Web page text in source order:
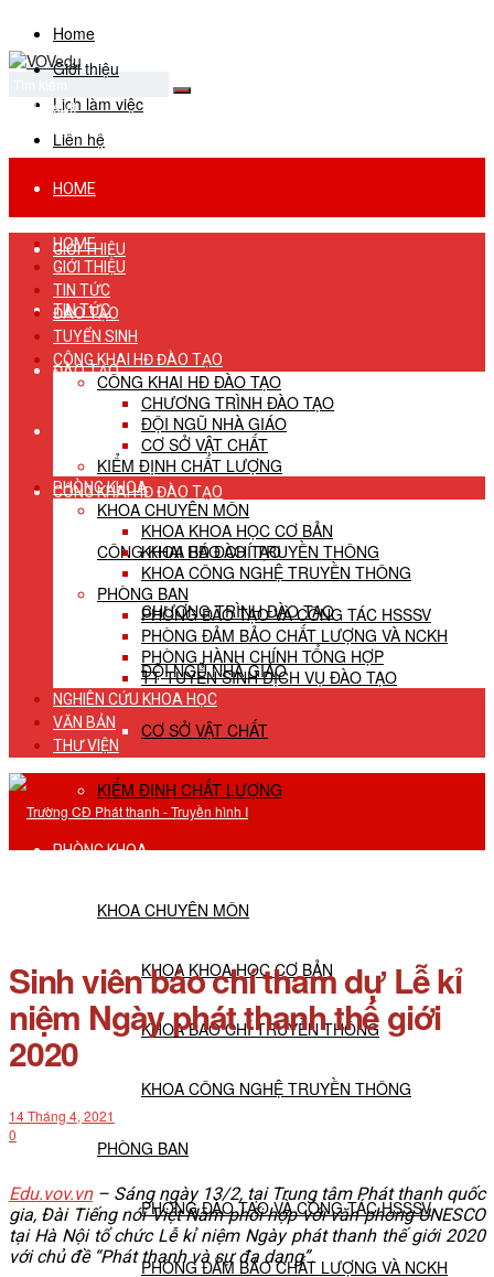
Home
Giới thiệu
Lịch làm việc
Liên hệ
No Result
View All Result
HOME
GIỚI THIỆU
TIN TỨC
ĐÀO TẠO
TUYỂN SINH
CÔNG KHAI HĐ ĐÀO TẠO
CÔNG KHAI HĐ ĐÀO TẠO
CHƯƠNG TRÌNH ĐÀO TẠO
ĐỘI NGŨ NHÀ GIÁO
CƠ SỞ VẬT CHẤT
KIỂM ĐỊNH CHẤT LƯỢNG
PHÒNG KHOA
KHOA CHUYÊN MÔN
KHOA KHOA HỌC CƠ BẢN
KHOA BÁO CHÍ TRUYỀN THÔNG
KHOA CÔNG NGHỆ TRUYỀN THÔNG
PHÒNG BAN
PHÒNG ĐÀO TẠO VÀ CÔNG TÁC HSSSV
PHÒNG ĐẢM BẢO CHẤT LƯỢNG VÀ NCKH
HOME
GIỚI THIỆU
TIN TỨC
ĐÀO TẠO
TUYỂN SINH
CÔNG KHAI HĐ ĐÀO TẠO
CÔNG KHAI HĐ ĐÀO TẠO
CHƯƠNG TRÌNH ĐÀO TẠO
ĐỘI NGŨ NHÀ GIÁO
CƠ SỞ VẬT CHẤT
KIỂM ĐỊNH CHẤT LƯỢNG
PHÒNG KHOA
KHOA CHUYÊN MÔN
KHOA KHOA HỌC CƠ BẢN
KHOA BÁO CHÍ TRUYỀN THÔNG
KHOA CÔNG NGHỆ TRUYỀN THÔNG
PHÒNG BAN
PHÒNG ĐÀO TẠO VÀ CÔNG TÁC HSSSV
PHÒNG ĐẢM BẢO CHẤT LƯỢNG VÀ NCKH
PHÒNG HÀNH CHÍNH TỔNG HỢP
TT TUYỂN SINH DỊCH VỤ ĐÀO TẠO
NGHIÊN CỨU KHOA HỌC
VĂN BẢN
THƯ VIỆN
Sinh viên báo chí tham dự Lễ kỉ
niệm Ngày phát thanh thế giới
2020
14 Tháng 4, 2021
0
Edu.vov.vn– Sáng ngày 13/2, tại Trung tâm Phát thanh quốc
gia, Đài Tiếng nói Việt Nam phối hợp với văn phòng UNESCO
tại Hà Nội tổ chức Lễ kỉ niệm Ngày phát thanh thế giới 2020
với chủ đề “Phát thanh và sự đa dạng”.